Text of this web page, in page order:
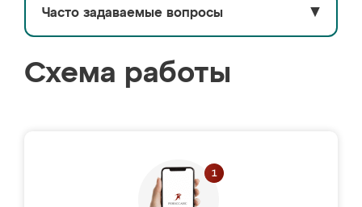
Часто задаваемые вопросы ▼
Схема работы